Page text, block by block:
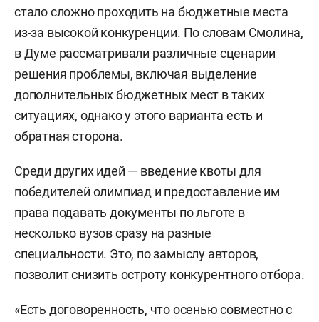
стало сложно проходить на бюджетные места
из-за высокой конкуренции. По словам Смолина,
в Думе рассматривали различные сценарии
решения проблемы, включая выделение
дополнительных бюджетных мест в таких
ситуациях, однако у этого варианта есть и
обратная сторона.
Среди других идей — введение квоты для
победителей олимпиад и предоставление им
права подавать документы по льготе в
несколько вузов сразу на разные
специальности. Это, по замыслу авторов,
позволит снизить остроту конкурентного отбора.
«Есть договоренность, что осенью совместно с